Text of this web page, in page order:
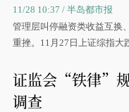
11/28 10:37 / 半岛都市报
管理层叫停融资类收益互换
重挫。11月27日上证综指大
证监会“铁律”规
调查